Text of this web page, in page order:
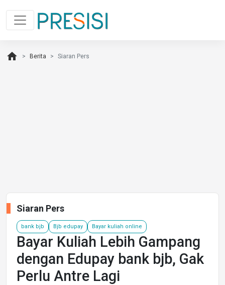
home Berita Siaran Pers
Siaran Pers
bank bjb Bjb edupay Bayar kuliah online
Bayar Kuliah Lebih Gampang
dengan Edupay bank bjb, Gak
Perlu Antre Lagi